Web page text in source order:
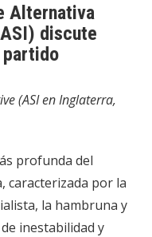
Alternativa
discute
(ASI en Inglaterra,
profunda del
caracterizada por la
la hambruna y
inestabilidad y